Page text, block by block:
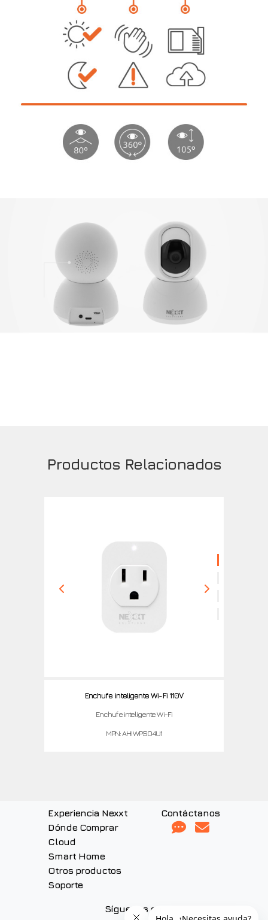
Productos Relacionados
Enchufe inteligente Wi-Fi 110V
Enchufe inteligente Wi-Fi
MPN: AHIWPSO4U1
Experiencia Nexxt
Dónde Comprar
Cloud
Smart Home
Otros productos
Soporte
Contáctanos
Síguenos en: